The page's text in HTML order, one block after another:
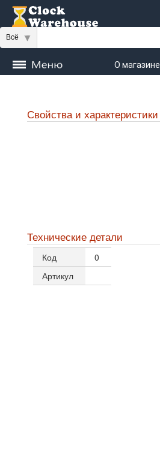
Всё
О магазине
Seiko
Свойства и характеристики
Технические детали
Код
0
Артикул